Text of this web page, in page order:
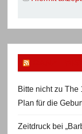
Bitte nicht zu The
Plan für die
Zeitdruck bei